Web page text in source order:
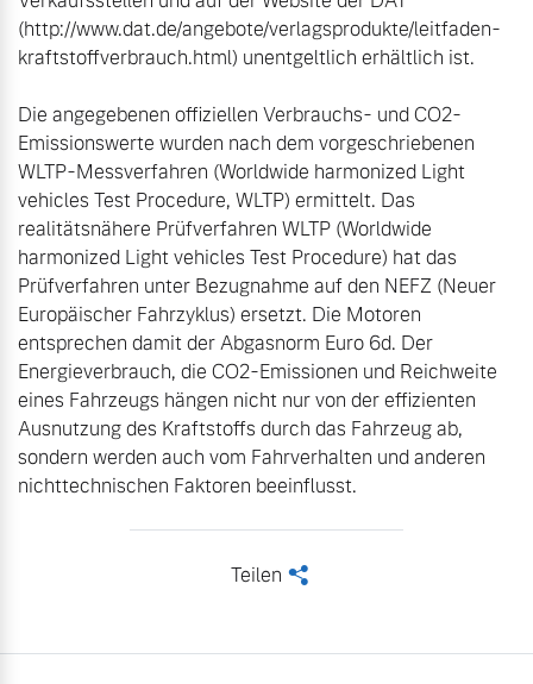
(http://www.dat.de/angebote/verlagsprodukte/leitfaden-
kraftstoffverbrauch.html) unentgeltlich erhältlich ist.
Die angegebenen offiziellen Verbrauchs- und CO2-
Emissionswerte wurden nach dem vorgeschriebenen
WLTP-Messverfahren (Worldwide harmonized Light
vehicles Test Procedure, WLTP) ermittelt. Das
realitätsnähere Prüfverfahren WLTP (Worldwide
harmonized Light vehicles Test Procedure) hat das
Prüfverfahren unter Bezugnahme auf den NEFZ (Neuer
Europäischer Fahrzyklus) ersetzt. Die Motoren
entsprechen damit der Abgasnorm Euro 6d. Der
Energieverbrauch, die CO2-Emissionen und Reichweite
eines Fahrzeugs hängen nicht nur von der effizienten
Ausnutzung des Kraftstoffs durch das Fahrzeug ab,
sondern werden auch vom Fahrverhalten und anderen
nichttechnischen Faktoren beeinflusst.
Teilen <